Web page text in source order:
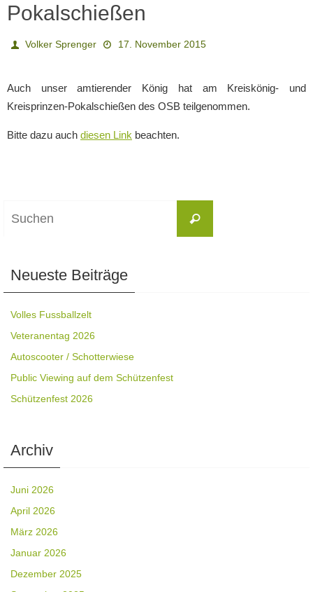
Pokalschießen
Volker Sprenger 17. November 2015
Auch unser amtierender König hat am Kreiskönig- und
Kreisprinzen-Pokalschießen des OSB teilgenommen.
Bitte dazu auch diesen Link beachten.
Suchen
Neueste Beiträge
Volles Fussballzelt
Veteranentag 2026
Autoscooter / Schotterwiese
Public Viewing auf dem Schützenfest
Schützenfest 2026
Archiv
Juni 2026
April 2026
März 2026
Januar 2026
Dezember 2025